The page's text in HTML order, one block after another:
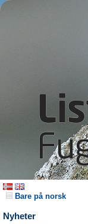
Bare på norsk
Nyheter